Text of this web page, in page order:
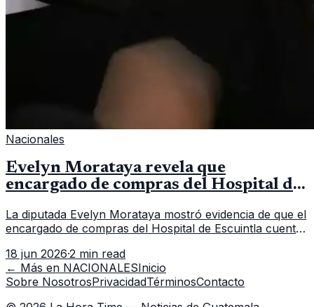
Nacionales
Evelyn Morataya revela que
encargado de compras del Hospital de
La diputada Evelyn Morataya mostró evidencia de que el
encargado de compras del Hospital de Escuintla cuenta
capacitación en la capital.
18 jun 2026·2 min read
← Más en NACIONALESInicio
Sobre NosotrosPrivacidadTérminosContacto